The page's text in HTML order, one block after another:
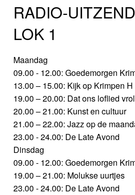
RADIO-
LOK 1
Maandag
09.00 - 12.00: Goedemorgen
13.00 – 15.00: Kijk op Krimpen H
19.00 – 20.00: Dat ons loflied
20.00 – 21.00: Kunst en cultuur
21.00 – 22.00: Jazz op de
23.00 - 24.00: De Late Avond
Dinsdag
09.00 - 12.00: Goedemorgen
19.00 – 21.00: Molukse uurtjes
23.00 - 24.00: De Late Avond